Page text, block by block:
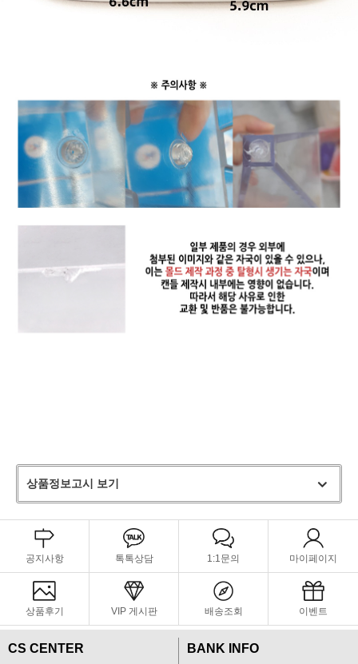
상품정보고시 보기
공지사항 톡톡상담 1:1문의 마이페이지
상품후기 VIP 게시판 배송조회 이벤트
CS CENTER BANK INFO